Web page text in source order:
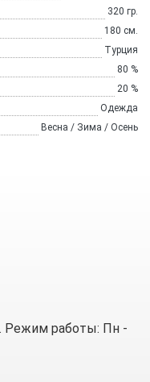
320 гр.
180 см.
Турция
80 %
20 %
Одежда
Весна / Зима / Осень
Режим работы: Пн -